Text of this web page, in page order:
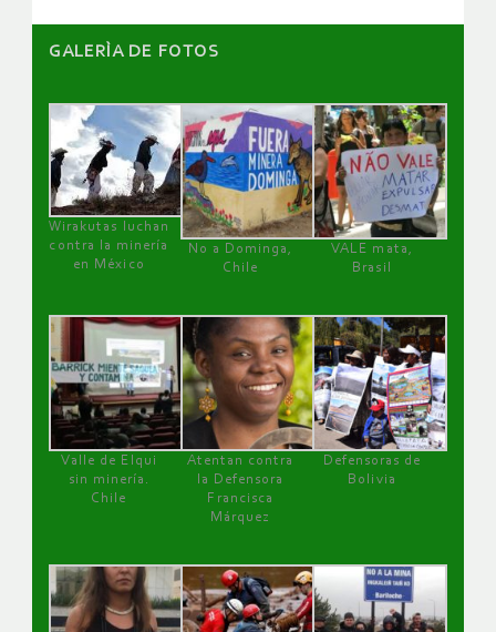
GALERÌA DE FOTOS
Wirakutas luchan
contra la minería
en México
No a Dominga,
Chile
VALE mata,
Brasil
Valle de Elqui
sin minería.
Chile
Atentan contra
la Defensora
Francisca
Márquez
Defensoras de
Bolivia